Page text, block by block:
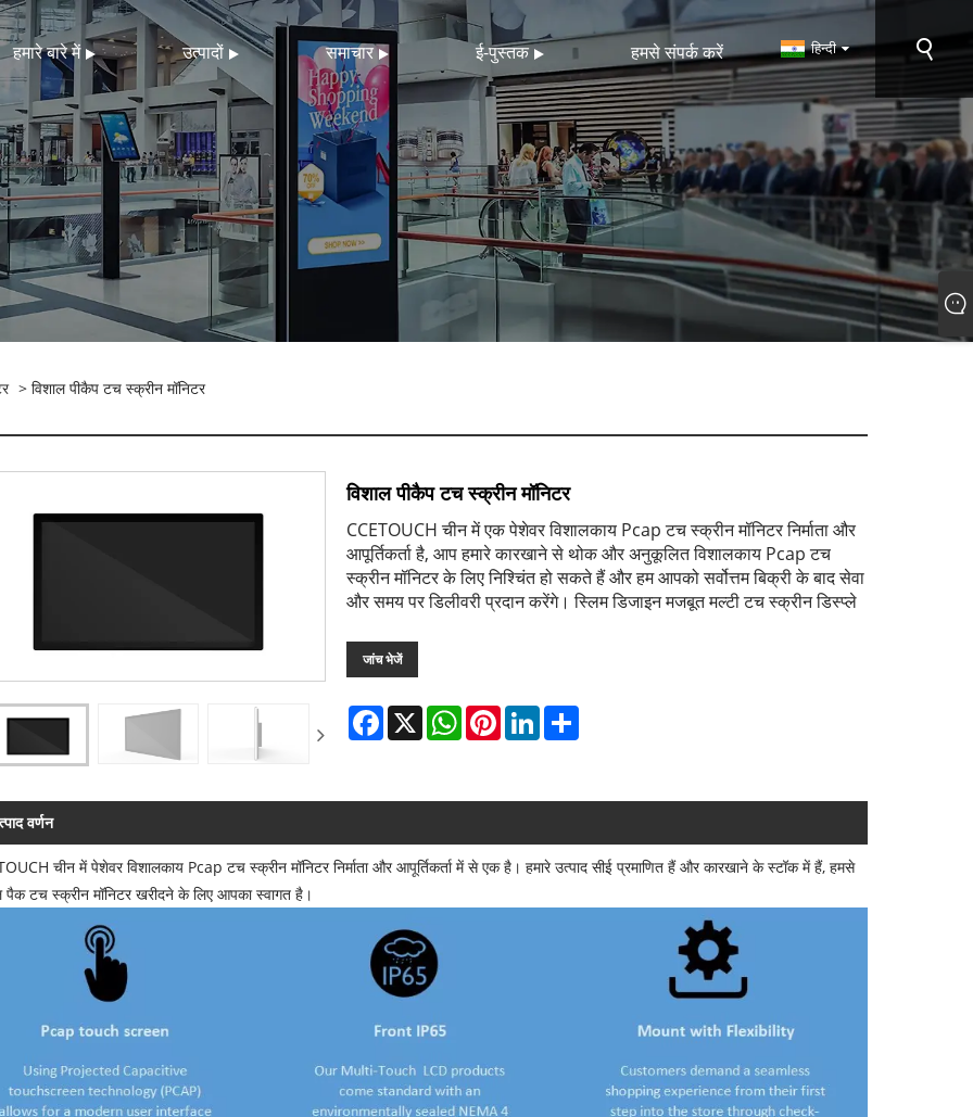
हमारे बारे में उत्पादों समाचार ई-पुस्तक हमसे संपर्क करें हिन्दी
> विशाल पीकैप टच स्क्रीन मॉनिटर
विशाल पीकैप टच स्क्रीन मॉनिटर
CCETOUCH चीन में एक पेशेवर विशालकाय Pcap टच स्क्रीन मॉनिटर निर्माता और
आपूर्तिकर्ता है, आप हमारे कारखाने से थोक और अनुकूलित विशालकाय Pcap टच
स्क्रीन मॉनिटर के लिए निश्चिंत हो सकते हैं और हम आपको सर्वोत्तम बिक्री के बाद सेवा
और समय पर डिलीवरी प्रदान करेंगे। स्लिम डिजाइन मजबूत मल्टी टच स्क्रीन डिस्प्ले
जांच भेजें
Facebook
X WhatsAppPinterestLinkedInShare
वर्णन
चीन में पेशेवर विशालकाय Pcap टच स्क्रीन मॉनिटर निर्माता और आपूर्तिकर्ता में से एक है। हमारे उत्पाद सीई प्रमाणित हैं और कारखाने के स्टॉक में हैं, हमसे
पैक टच स्क्रीन मॉनिटर खरीदने के लिए आपका स्वागत है।